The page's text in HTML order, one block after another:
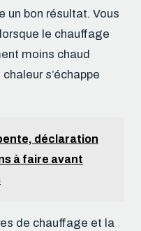
un bon résultat. Vous
le chauffage
moins chaud
s’échappe
déclaration
à faire avant
de chauffage et la